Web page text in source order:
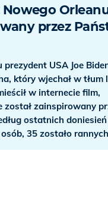
przez
USA Joe
który wjechał w tłum
w internecie film,
został zainspirowany
ostatnich doniesień
35 zostało